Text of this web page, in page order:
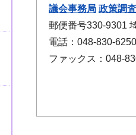
議会事務局 政策調
郵便番号330-9301
電話：048-830-6250
ファックス：048-